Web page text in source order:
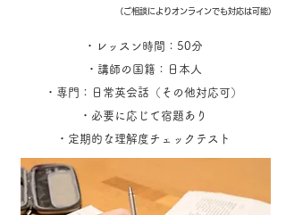
​（ご相談によりオンラインでも対応は可能）
・レッスン時間：50分
・講師の国籍：日本人
・専門：日常英会話（その他対応可）
・必要に応じて宿題あ り
・定期的な理解度チェックテスト